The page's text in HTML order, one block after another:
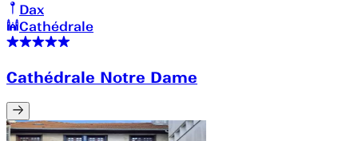
Dax
Cathédrale
Cathédrale Notre Dame